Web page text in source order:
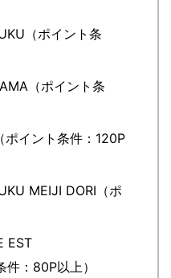
（ポイント条
（ポイント条
ポイント条件：120P
MEIJI DORI（ポ
EST
：80P以上）